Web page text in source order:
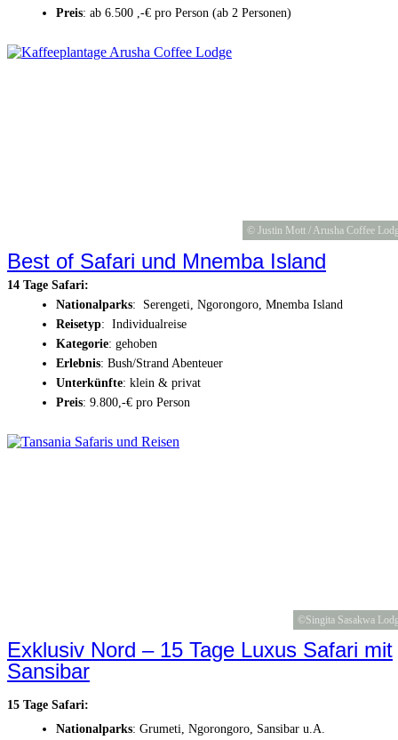
Preis: ab 6.500 ,-€ pro Person (ab 2 Personen)
© Justin Mott / Arusha Coffee
Best of Safari und Mnemba Island
14 Tage Safari:
Nationalparks: Serengeti, Ngorongoro, Mnemba Island
Reisetyp: Individualreise
Kategorie: gehoben
Erlebnis: Bush/Strand Abenteuer
Unterkünfte: klein & privat
Preis: 9.800,-€ pro Person
©Singita Sasakwa
Exklusiv Nord – 15 Tage Luxus Safari mit
Sansibar
15 Tage Safari:
Nationalparks: Grumeti, Ngorongoro, Sansibar u.A.